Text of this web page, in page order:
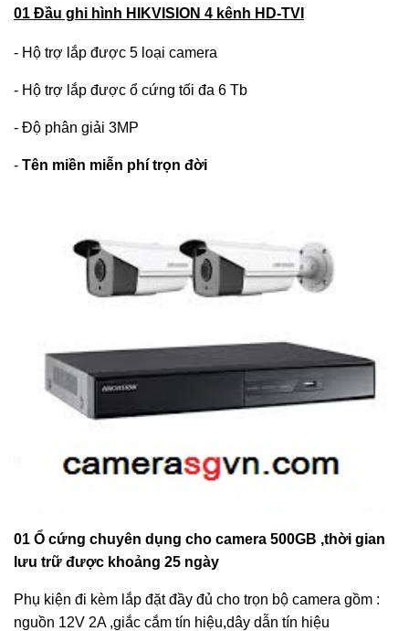
01 Đầu ghi hình HIKVISION 4 kênh HD-TVI
- Hộ trợ lắp được 5 loại camera
- Hộ trợ lắp được ổ cứng tối đa 6 Tb
- Độ phân giải 3MP
- Tên miền miễn phí trọn đời
01 Ổ cứng chuyên dụng cho camera 500GB ,thời gian
lưu trữ được khoảng 25 ngày
Phụ kiện đi kèm lắp đặt đầy đủ cho trọn bộ camera gồm :
nguồn 12V 2A ,giắc cắm tín hiệu,dây dẫn tín hiệu